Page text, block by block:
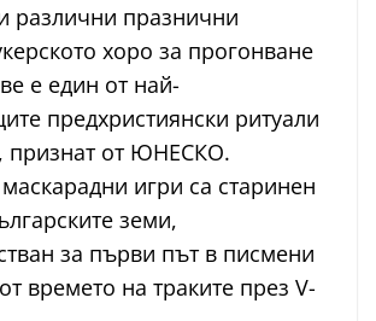
различни празнични
хоро за прогонване
е един от най-
предхристиянски ритуали
признат от ЮНЕСКО.
игри са старинен
земи,
за първи път в писмени
времето на траките през V-